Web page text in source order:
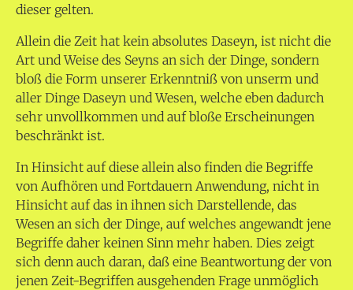
dieser gelten.
Allein die Zeit hat kein absolutes Daseyn, ist nicht die
Art und Weise des Seyns an sich der Dinge, sondern
bloß die Form unserer Erkenntniß von unserm und
aller Dinge Daseyn und Wesen, welche eben dadurch
sehr unvollkommen und auf bloße Erscheinungen
beschränkt ist.
In Hinsicht auf diese allein also finden die Begriffe
von Aufhören und Fortdauern Anwendung, nicht in
Hinsicht auf das in ihnen sich Darstellende, das
Wesen an sich der Dinge, auf welches angewandt jene
Begriffe daher keinen Sinn mehr haben. Dies zeigt
sich denn auch daran, daß eine Beantwortung der von
jenen Zeit-Begriffen ausgehenden Frage unmöglich